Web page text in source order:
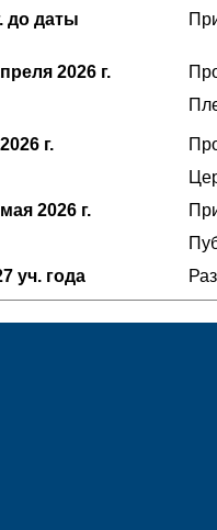
до даты
2026 г.
г.
2026 г.
уч. года